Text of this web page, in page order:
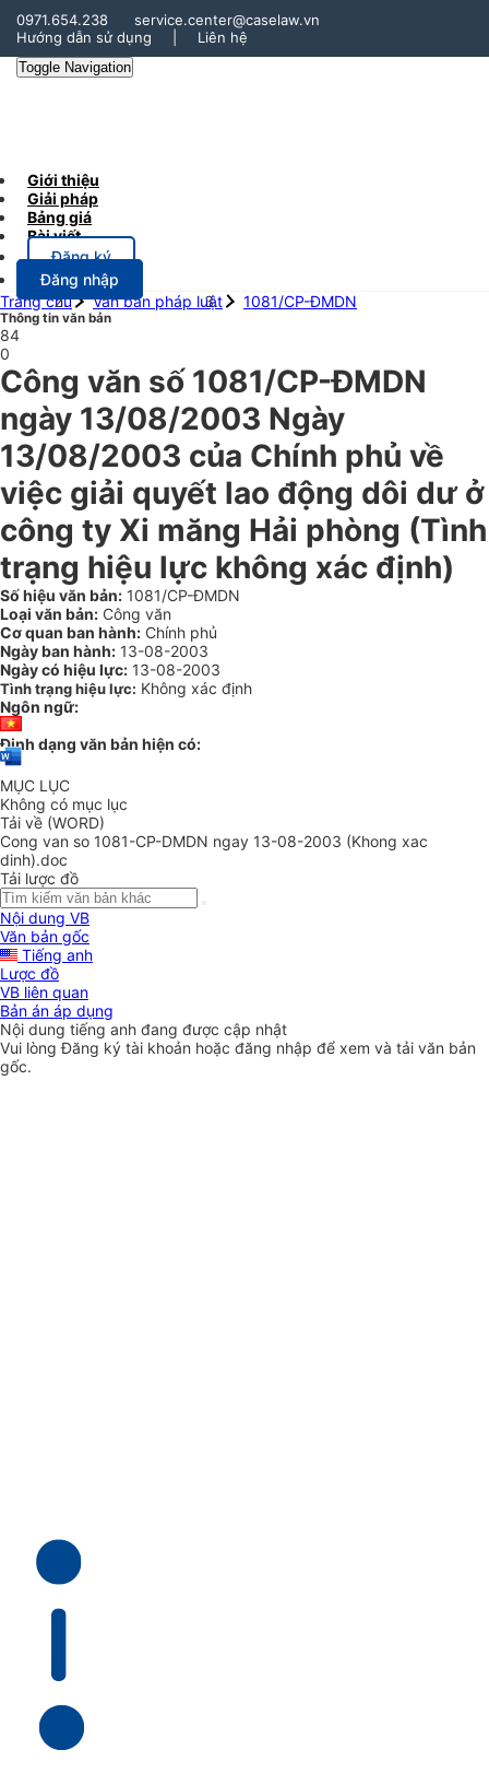
0971.654.238
service.center@caselaw.vn
Hướng dẫn sử dụng
Liên hệ
Toggle Navigation
Giới thiệu
Giải pháp
Bảng giá
Bài viết
Đăng ký
Đăng nhập
Trang chủ
Văn bản pháp luật 1081/CP-ĐMDN
Thông tin văn bản
84
0
Công văn số 1081/CP-ĐMDN
ngày 13/08/2003 Ngày
13/08/2003 của Chính phủ về
việc giải quyết lao động dôi dư ở
công ty Xi măng Hải phòng (Tình
trạng hiệu lực không xác định)
Số hiệu văn bản: 1081/CP-ĐMDN
Loại văn bản: Công văn
Cơ quan ban hành: Chính phủ
Ngày ban hành: 13-08-2003
Ngày có hiệu lực: 13-08-2003
Tình trạng hiệu lực: Không xác định
Ngôn ngữ:
Định dạng văn bản hiện có:
MỤC LỤC
Không có mục lục
Tải về (WORD)
Cong van so 1081-CP-DMDN ngay 13-08-2003 (Khong xac
dinh).doc
Tải lược đồ
Nội dung VB
Văn bản gốc
Tiếng anh
Lược đồ
VB liên quan
Bản án áp dụng
Nội dung tiếng anh đang được cập nhật
Vui lòngĐăng ký tài khoản hoặc đăng nhập để xem và tải văn bản
gốc.